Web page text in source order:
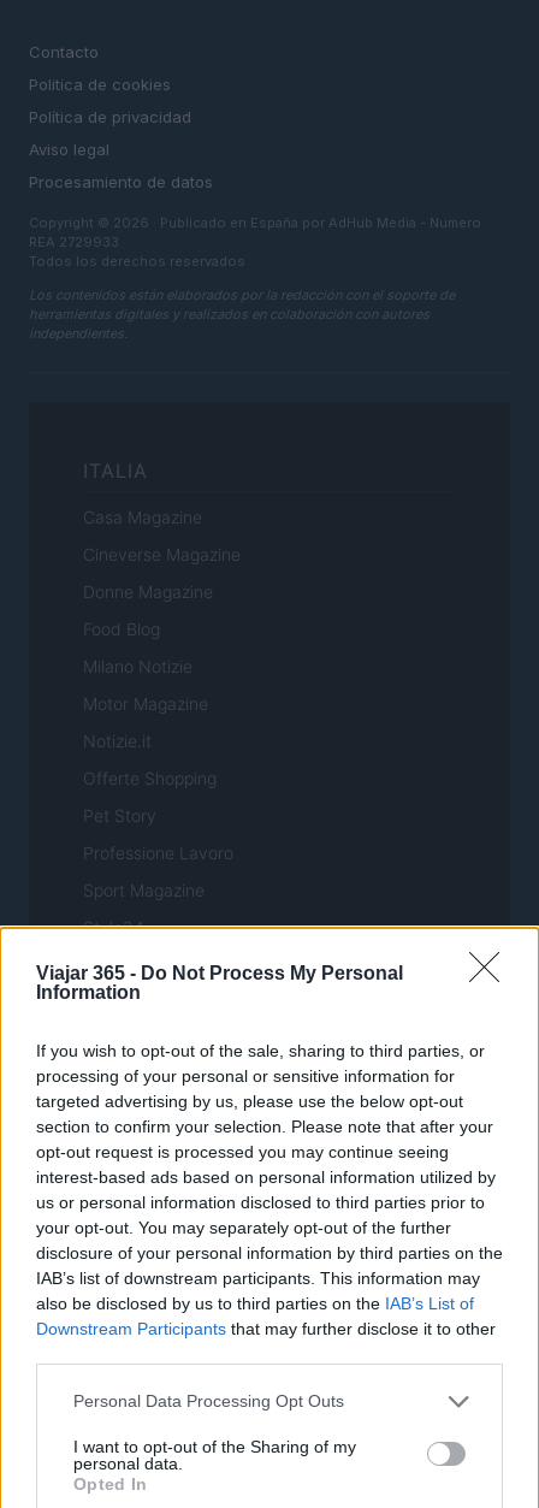
Viajar 365 - Do Not Process My Personal
Information
If you wish to opt-out of the sale, sharing to third parties, or
processing of your personal or sensitive information for
targeted advertising by us, please use the below opt-out
section to confirm your selection. Please note that after your
opt-out request is processed you may continue seeing
interest-based ads based on personal information utilized by
us or personal information disclosed to third parties prior to
your opt-out. You may separately opt-out of the further
disclosure of your personal information by third parties on the
IAB’s list of downstream participants. This information may
also be disclosed by us to third parties on the IAB’s List of
Downstream Participants that may further disclose it to other
Please note that this website/app uses one or more Google
not limited to your visit or usage behaviour. You may click to
grant or deny consent to Google and its third-party tags to
use your data for below specified purposes in below Google
Personal Data Processing Opt Outs
I want to opt-out of the Sharing of my
personal data.
Opted In
Contacto
Politica de cookies
Política de privacidad
Aviso legal
Procesamiento de datos
Copyright © 2026 · Publicado en España por AdHub Media - Numero
REA 2729933
Todos los derechos reservados
Los contenidos están elaborados por la redacción con el soporte de
herramientas digitales y realizados en colaboración con autores
independientes.
ITALIA
Casa Magazine
Cineverse Magazine
Donne Magazine
Food Blog
Milano Notizie
Motor Magazine
Notizie.it
Offerte Shopping
Pet Story
Professione Lavoro
Sport Magazine
Style24
Think.it
Tuobenessere
Viaggiamo
Nonne Magazine
Milano Cortina
Luxury Club
Il Calcio Online
Professione mamma
World Music
Investimenti Magazine
Money 365
B2B Magazine
People Magazine
Day Travel